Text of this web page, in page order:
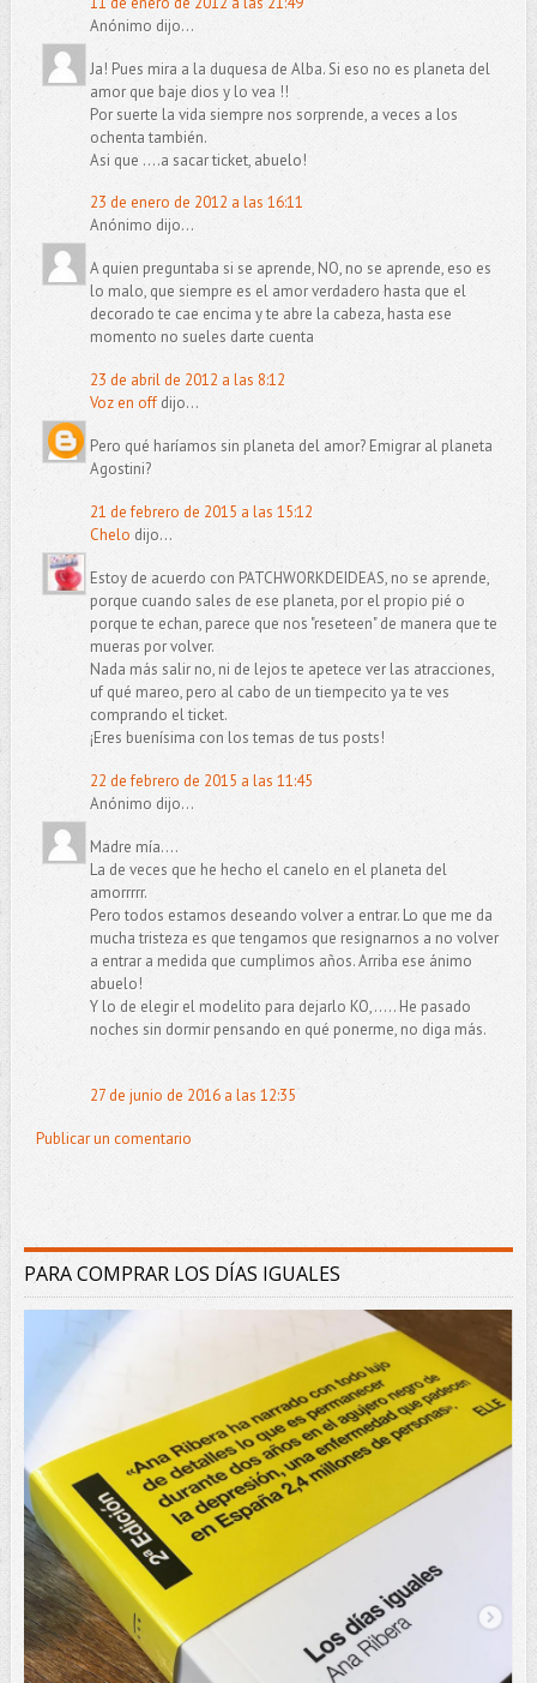
Anónimo dijo...
Ja! Pues mira a la duquesa de Alba. Si eso no es planeta del
amor que baje dios y lo vea !!
Por suerte la vida siempre nos sorprende, a veces a los
ochenta también.
Asi que ....a sacar ticket, abuelo!
23 de enero de 2012 a las 16:11
Anónimo dijo...
A quien preguntaba si se aprende, NO, no se aprende, eso es
lo malo, que siempre es el amor verdadero hasta que el
decorado te cae encima y te abre la cabeza, hasta ese
momento no sueles darte cuenta
23 de abril de 2012 a las 8:12
Voz en offdijo...
Pero qué haríamos sin planeta del amor? Emigrar al planeta
Agostini?
21 de febrero de 2015 a las 15:12
Chelo dijo...
Estoy de acuerdo con PATCHWORKDEIDEAS, no se aprende,
porque cuando sales de ese planeta, por el propio pié o
porque te echan, parece que nos "reseteen" de manera que te
mueras por volver.
Nada más salir no, ni de lejos te apetece ver las atracciones,
uf qué mareo, pero al cabo de un tiempecito ya te ves
comprando el ticket.
¡Eres buenísima con los temas de tus posts!
22 de febrero de 2015 a las 11:45
Anónimo dijo...
Madre mía....
La de veces que he hecho el canelo en el planeta del
amorrrrr.
Pero todos estamos deseando volver a entrar. Lo que me da
mucha tristeza es que tengamos que resignarnos a no volver
a entrar a medida que cumplimos años. Arriba ese ánimo
abuelo!
Y lo de elegir el modelito para dejarlo KO,..... He pasado
noches sin dormir pensando en qué ponerme, no diga más.
27 de junio de 2016 a las 12:35
Publicar un comentario
PARA COMPRAR LOS DÍAS IGUALES